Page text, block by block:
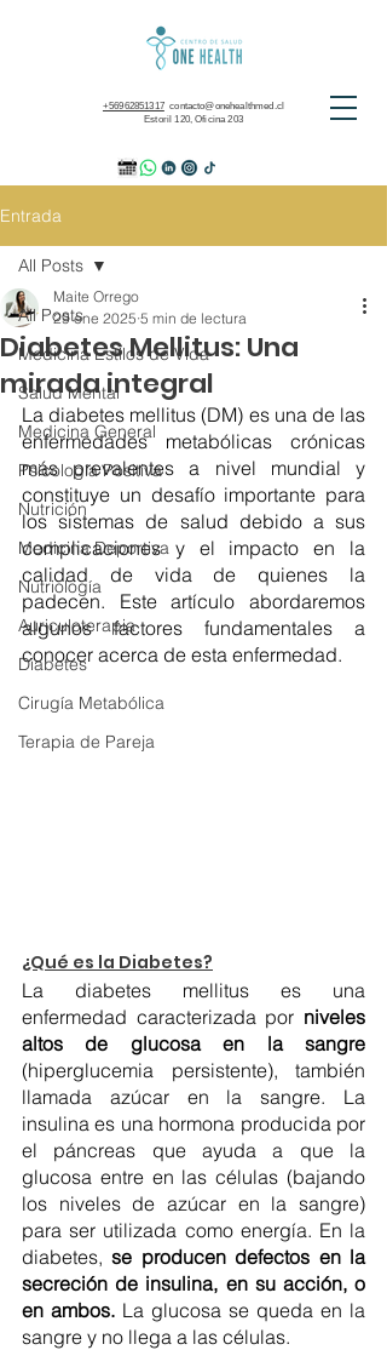
+56962851317 contacto@onehealthmed.cl
Estoril 120, Oficina 203
Entrada
All Posts
Medicina Estilos de Vida
Salud Mental
Medicina General
Psicología Positiva
Nutrición
Medicina Deportiva
Nutriología
Auriculoterapia
Diabetes
Cirugía Metabólica
Terapia de Pareja
All Posts
Diabetes Mellitus: Una
mirada integral
Maite Orrego
29 ene 2025 5 min de lectura
La diabetes mellitus (DM) es una de las
enfermedades metabólicas crónicas
más prevalentes a nivel mundial y
constituye un desafío importante para
los sistemas de salud debido a sus
complicaciones y el impacto en la
calidad de vida de quienes la
padecen. Este artículo abordaremos
algunos factores fundamentales a
conocer acerca de esta enfermedad.
¿Qué es la Diabetes?
La diabetes mellitus es una
enfermedad caracterizada por niveles
(hiperglucemia persistente), también
llamada azúcar en la sangre. La
insulina es una hormona producida por
el páncreas que ayuda a que la
glucosa entre en las células (bajando
los niveles de azúcar en la sangre)
para ser utilizada como energía. En la
diabetes, se producen defectos en la
secreción de insulina, en su acción, o
en ambos. La glucosa se queda en la
sangre y no llega a las células.